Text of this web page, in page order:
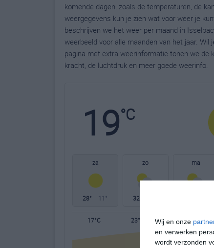
Wij en onze
en verwerken
wordt verzonden
komende dagen, zoals de temperaturen, de
weergegevens kun je zien wat voor weer je
beschrijven we het weer per maand in
weerbeeld voor alle maanden van het jaar.
pagina met extra weerinformatie tonen we de
kracht, de luchtdruk en meer goede weerinfo.
19°C
za
28° 11°
zo
32°
ma
17°C 23°C 27°C